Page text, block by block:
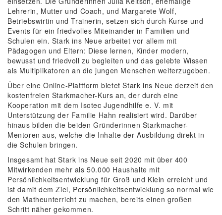
Lehrerin, Mutter und Coach, und Margarete Wolf,
Betriebswirtin und Trainerin, setzen sich durch Kurse und
Events für ein friedvolles Miteinander in Familien und
Schulen ein. Stark ins Neue arbeitet vor allem mit
Pädagogen und Eltern: Diese lernen, Kinder modern,
bewusst und friedvoll zu begleiten und das gelebte Wissen
als Multiplikatoren an die jungen Menschen weiterzugeben.
Über eine Online-Plattform bietet Stark ins Neue derzeit den
kostenfreien Starkmacher-Kurs an, der durch eine
Kooperation mit dem Isotec Jugendhilfe e. V. mit
Unterstützung der Familie Hahn realisiert wird. Darüber
hinaus bilden die beiden Gründerinnen Starkmacher-
Mentoren aus, welche die Inhalte der Ausbildung direkt in
die Schulen bringen.
Insgesamt hat Stark ins Neue seit 2020 mit über 400
Mitwirkenden mehr als 50.000 Haushalte mit
Persönlichkeitsentwicklung für Groß und Klein erreicht und
ist damit dem Ziel, Persönlichkeitsentwicklung so normal wie
den Matheunterricht zu machen, bereits einen großen
Schritt näher gekommen.